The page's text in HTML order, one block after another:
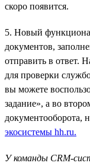
скоро появится.
5. Новый
документов,
отправить в ответ.
для проверки
вы можете
задание», а во
документооборота,
экосистемы hh.ru.
У команды CRM-